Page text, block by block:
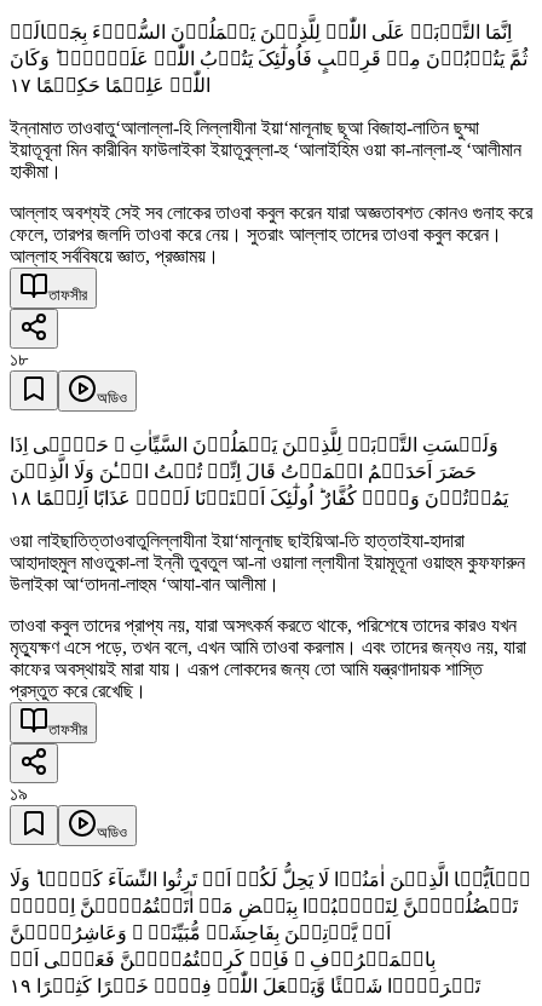
اِنَّمَا التَّوۡبَۃُ عَلَی اللّٰہِ لِلَّذِیۡنَ یَعۡمَلُوۡنَ السُّوۡٓءَ بِجَہَالَۃٍ
ثُمَّ یَتُوۡبُوۡنَ مِنۡ قَرِیۡبٍ فَاُولٰٓئِکَ یَتُوۡبُ اللّٰہُ عَلَیۡہِمۡ ؕ وَکَانَ
اللّٰہُ عَلِیۡمًا حَکِیۡمًا ١٧
ইন্নামাত তাওবাতু‘আলাল্লা-হি লিল্লাযীনা ইয়া‘মালূনাছ ছূআ বিজাহা-লাতিন ছুম্মা
ইয়াতূবূনা মিন কারীবিন ফাউলাইকা ইয়াতূবুল্লা-হু ‘আলাইহিম ওয়া কা-নাল্লা-হু ‘আলীমান
হাকীমা।
আল্লাহ অবশ্যই সেই সব লোকের তাওবা কবুল করেন যারা অজ্ঞতাবশত কোনও গুনাহ করে
ফেলে, তারপর জলদি তাওবা করে নেয়। সুতরাং আল্লাহ তাদের তাওবা কবুল করেন।
আল্লাহ সর্ববিষয়ে জ্ঞাত, প্রজ্ঞাময়।
তাফসীর
১৮
অডিও
وَلَیۡسَتِ التَّوۡبَۃُ لِلَّذِیۡنَ یَعۡمَلُوۡنَ السَّیِّاٰتِ ۚ حَتّٰۤی اِذَا
حَضَرَ اَحَدَہُمُ الۡمَوۡتُ قَالَ اِنِّیۡ تُبۡتُ الۡـٰٔنَ وَلَا الَّذِیۡنَ
یَمُوۡتُوۡنَ وَہُمۡ کُفَّارٌ ؕ اُولٰٓئِکَ اَعۡتَدۡنَا لَہُمۡ عَذَابًا اَلِیۡمًا ١٨
ওয়া লাইছাতিত্তাওবাতুলিল্লাযীনা ইয়া‘মালূনাছ ছাইয়িআ-তি হাত্তাইযা-হাদারা
আহাদাহুমুল মাওতুকা-লা ইন্নী তুবতুল আ-না ওয়ালা ল্লাযীনা ইয়ামূতূনা ওয়াহুম কুফফারুন
উলাইকা আ‘তাদনা-লাহুম ‘আযা-বান আলীমা।
তাওবা কবুল তাদের প্রাপ্য নয়, যারা অসৎকর্ম করতে থাকে, পরিশেষে তাদের কারও যখন
মৃত্যুক্ষণ এসে পড়ে, তখন বলে, এখন আমি তাওবা করলাম। এবং তাদের জন্যও নয়, যারা
কাফের অবস্থায়ই মারা যায়। এরূপ লোকদের জন্য তো আমি যন্ত্রণাদায়ক শাস্তি
প্রস্তুত করে রেখেছি।
তাফসীর
১৯
অডিও
یٰۤاَیُّہَا الَّذِیۡنَ اٰمَنُوۡا لَا یَحِلُّ لَکُمۡ اَنۡ تَرِثُوا النِّسَآءَ کَرۡہًا ؕ وَلَا
تَعۡضُلُوۡہُنَّ لِتَذۡہَبُوۡا بِبَعۡضِ مَاۤ اٰتَیۡتُمُوۡہُنَّ اِلَّاۤ
اَنۡ یَّاۡتِیۡنَ بِفَاحِشَۃٍ مُّبَیِّنَۃٍ ۚ وَعَاشِرُوۡہُنَّ
بِالۡمَعۡرُوۡفِ ۚ فَاِنۡ کَرِہۡتُمُوۡہُنَّ فَعَسٰۤی اَنۡ
تَکۡرَہُوۡا شَیۡئًا وَّیَجۡعَلَ اللّٰہُ فِیۡہِ خَیۡرًا کَثِیۡرًا ١٩